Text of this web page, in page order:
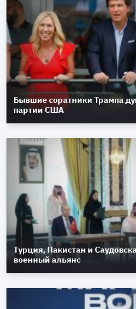
Бывшие соратники Трампа
партии США
Турция, Пакистан и
военный альянс